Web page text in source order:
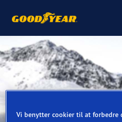
Vi benytter cookier til at forbedre